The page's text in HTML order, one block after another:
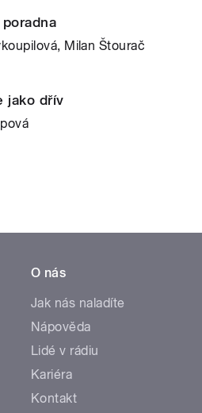
Milan Štourač
jako dřív
O nás
Jak nás naladíte
Nápověda
Lidé v rádiu
Kariéra
Kontakt